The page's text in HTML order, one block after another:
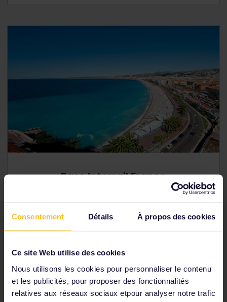
Consentement Détails À propos des cookies
Ce site Web utilise des cookies
Nous utilisons les cookies pour personnaliser le contenu
et les publicités, pour proposer des fonctionnalités
relatives aux réseaux sociaux etpour analyser notre trafic
Pass Interrail France
Pass mobile – envoi dématérialisé
Voir les pass France